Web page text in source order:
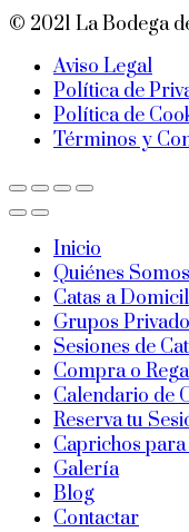
© 2021 La Bodega
Aviso Legal
Política de
Política de
Términos y
Inicio
Quiénes Somos
Catas a
Grupos
Sesiones de
Compra o
Calendario de
Reserva tu
Caprichos
Galería
Blog
Contactar